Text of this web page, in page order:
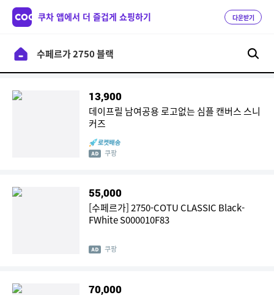
쿠차 앱에서 더 즐겁게 쇼핑하기 다운받기
13,900
데이프릴 남여공용 로고없는 심플 캔버스 스니
커즈
쿠팡
55,000
[수페르가] 2750-COTU CLASSIC Black-
FWhite S000010F83
쿠팡
70,000